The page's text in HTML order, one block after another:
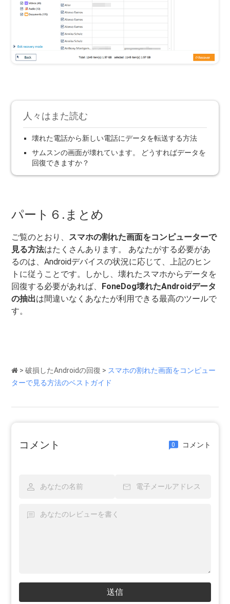
人々はまた読む
壊れた電話から新しい電話にデータを転送する方法
サムスンの画面が壊れています。 どうすればデータを
回復できますか？
パート６.まとめ
ご覧のとおり、
スマホの割れた画面をコンピューターで
見る方法はたくさんあります。 あなたがする必要があ
るのは、Androidデバイスの状況に応じて、上記のヒン
トに従うことです。しかし、壊れたスマホからデータを
回復する必要があれば、 FoneDog壊れたAndroidデータ
の抽出は間違いなくあなたが利用できる最高のツールで
す。
>破損したAndroidの回復 > スマホの割れた画面をコンピュー
ターで見る方法のベストガイド
コメント 0 コメント
送信